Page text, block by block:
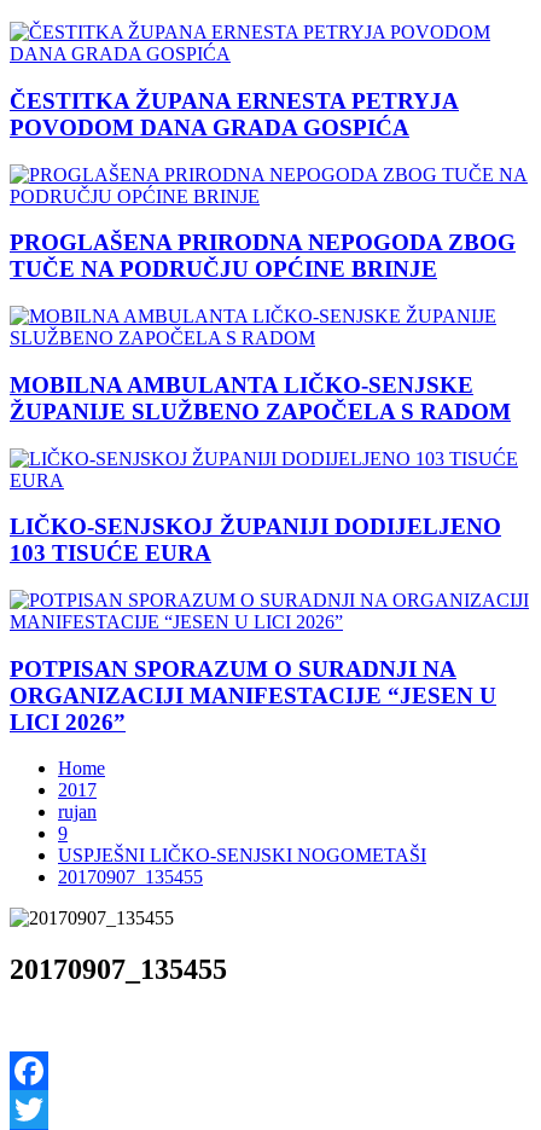
ČESTITKA ŽUPANA ERNESTA PETRYJA
POVODOM DANA GRADA GOSPIĆA
PROGLAŠENA PRIRODNA NEPOGODA ZBOG
TUČE NA PODRUČJU OPĆINE BRINJE
MOBILNA AMBULANTA LIČKO-SENJSKE
ŽUPANIJE SLUŽBENO ZAPOČELA S RADOM
LIČKO-SENJSKOJ ŽUPANIJI DODIJELJENO
103 TISUĆE EURA
POTPISAN SPORAZUM O SURADNJI NA
ORGANIZACIJI MANIFESTACIJE “JESEN U
LICI 2026”
Home
2017
rujan
9
USPJEŠNI LIČKO-SENJSKI NOGOMETAŠI
20170907_135455
20170907_135455
Facebook